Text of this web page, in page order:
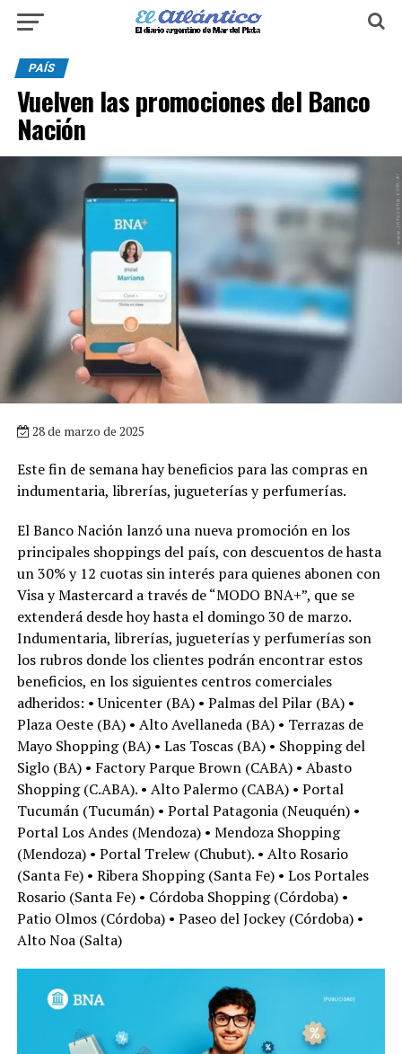
PAÍS
Vuelven las promociones del Banco
Nación
28 de marzo de 2025
Este fin de semana hay beneficios para las compras en
indumentaria, librerías, jugueterías y perfumerías.
El Banco Nación lanzó una nueva promoción en los
principales shoppings del país, con descuentos de hasta
un 30% y 12 cuotas sin interés para quienes abonen con
Visa y Mastercard a través de “MODO BNA+”, que se
extenderá desde hoy hasta el domingo 30 de marzo.
Indumentaria, librerías, jugueterías y perfumerías son
los rubros donde los clientes podrán encontrar estos
beneficios, en los siguientes centros comerciales
adheridos: • Unicenter (BA) • Palmas del Pilar (BA) •
Plaza Oeste (BA) • Alto Avellaneda (BA) • Terrazas de
Mayo Shopping (BA) • Las Toscas (BA) • Shopping del
Siglo (BA) • Factory Parque Brown (CABA) • Abasto
Shopping (C.ABA). • Alto Palermo (CABA) • Portal
Tucumán (Tucumán) • Portal Patagonia (Neuquén) •
Portal Los Andes (Mendoza) • Mendoza Shopping
(Mendoza) • Portal Trelew (Chubut). • Alto Rosario
(Santa Fe) • Ribera Shopping (Santa Fe) • Los Portales
Rosario (Santa Fe) • Córdoba Shopping (Córdoba) •
Patio Olmos (Córdoba) • Paseo del Jockey (Córdoba) •
Alto Noa (Salta)